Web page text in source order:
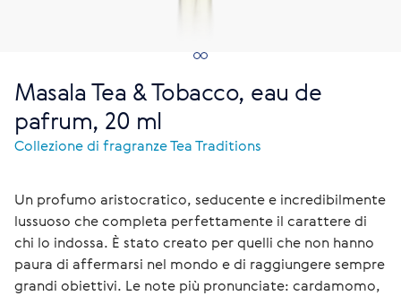
Masala Tea & Tobacco, eau de
pafrum, 20 ml
Collezione di fragranze Tea Traditions
Un profumo aristocratico, seducente e incredibilmente
lussuoso che completa perfettamente il carattere di
chi lo indossa. È stato creato per quelli che non hanno
paura di affermarsi nel mondo e di raggiungere sempre
grandi obiettivi. Le note più pronunciate: cardamomo,